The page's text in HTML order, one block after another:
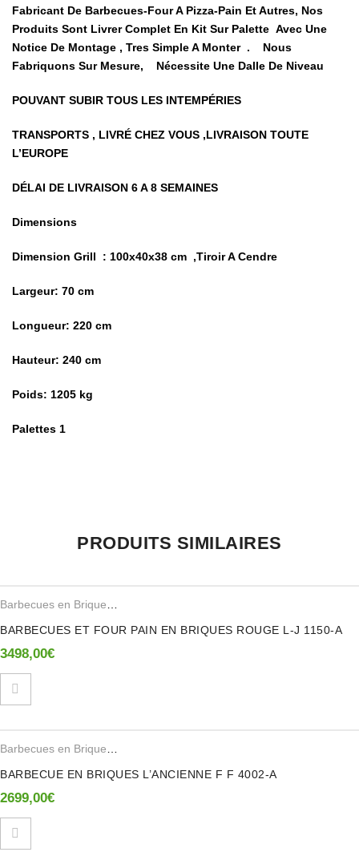
Fabricant De Barbecues-Four A Pizza-Pain Et Autres, Nos
Produits Sont Livrer Complet En Kit Sur Palette Avec Une
Notice De Montage , Tres Simple A Monter . Nous
Fabriquons Sur Mesure, Nécessite Une Dalle De Niveau
POUVANT SUBIR TOUS LES INTEMPÉRIES
TRANSPORTS , LIVRÉ CHEZ VOUS ,LIVRAISON TOUTE
L’EUROPE
DÉLAI DE LIVRAISON 6 A 8 SEMAINES
Dimensions
Dimension Grill : 100x40x38 cm ,Tiroir A Cendre
Largeur: 70 cm
Longueur: 220 cm
Hauteur: 240 cm
Poids: 1205 kg
Palettes 1
PRODUITS SIMILAIRES
BARBECUES ET FOUR PAIN EN BRIQUES ROUGE L-J 1150-A
3498,00€
BARBECUE EN BRIQUES L’ANCIENNE F F 4002-A
2699,00€